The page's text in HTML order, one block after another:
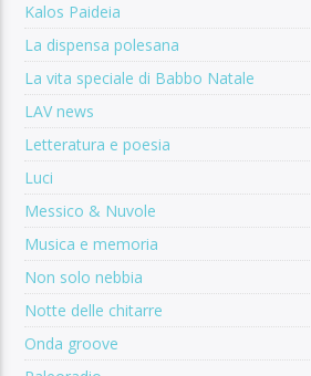
Kalos Paideia
La dispensa polesana
La vita speciale di Babbo Natale
LAV news
Letteratura e poesia
Luci
Messico & Nuvole
Musica e memoria
Non solo nebbia
Notte delle chitarre
Onda groove